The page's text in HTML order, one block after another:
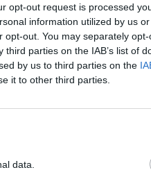
opt-out request is processed
information utilized by us
out. You may separately
parties on the IAB’s list of
by us to third parties on the
it to other third parties.
data.
– 2022 óta
A